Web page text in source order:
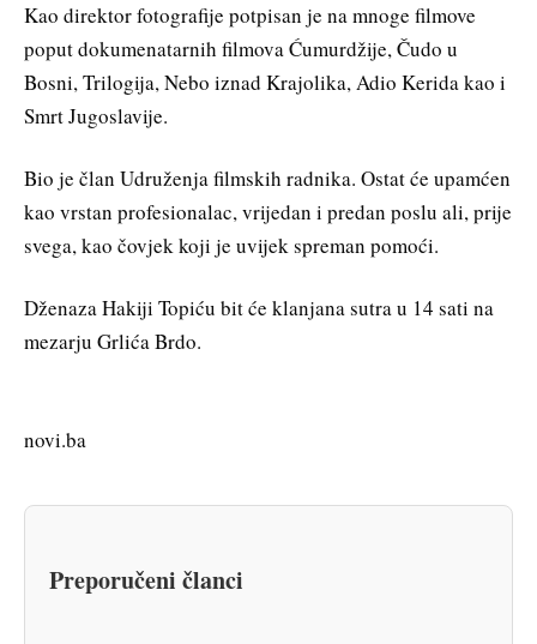
Kao direktor fotografije potpisan je na mnoge filmove
poput dokumenatarnih filmova Ćumurdžije, Čudo u
Bosni, Trilogija, Nebo iznad Krajolika, Adio Kerida kao i
Smrt Jugoslavije.
Bio je član Udruženja filmskih radnika. Ostat će upamćen
kao vrstan profesionalac, vrijedan i predan poslu ali, prije
svega, kao čovjek koji je uvijek spreman pomoći.
Dženaza Hakiji Topiću bit će klanjana sutra u 14 sati na
mezarju Grlića Brdo.
novi.ba
Preporučeni članci